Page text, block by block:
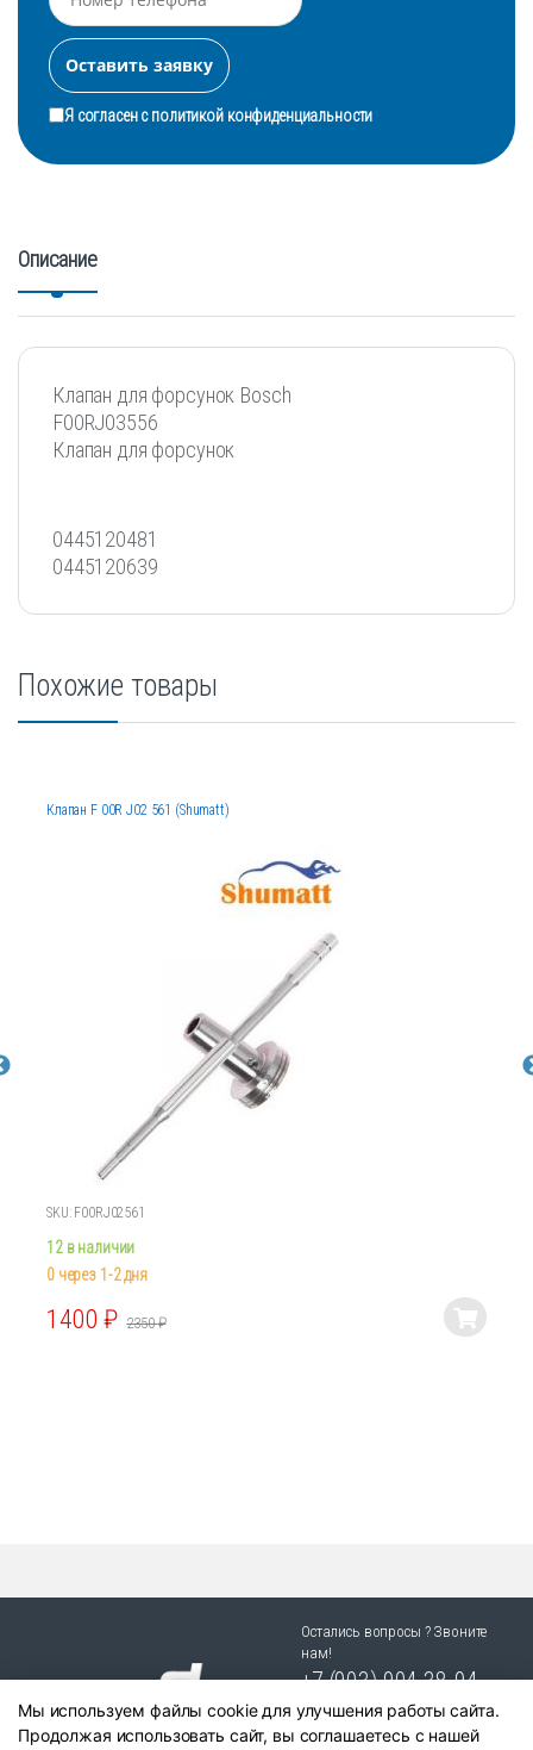
Я согласен сполитикой конфиденциальности
Описание
Клапан для форсунок Bosch
F00RJ03556
Клапан для форсунок
0445120481
0445120639
Похожие товары
Клапан F 00R J02 561 (Shumatt)
SKU: F00RJ02561
12 в наличии
0 через 1-2 дня
1400₽ 2350₽
Этот
товара.
Остались вопросы ? Звоните
нам!
+7 (903) 904 38-94
г. Новосибирск, ул. Степная
25/1 к.1
Мы используем файлы cookie для улучшения работы сайта.
Продолжая использовать сайт, вы соглашаетесь с нашей